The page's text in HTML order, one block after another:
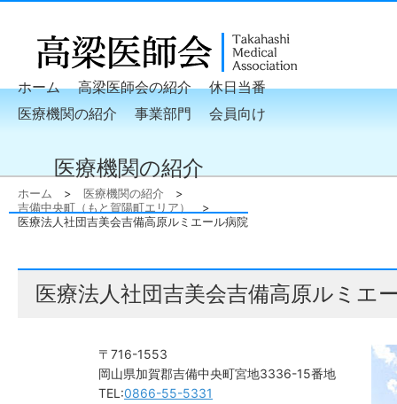
ホーム 高梁医師会の紹介
休日当番
医療機関の紹介
事業部門 会員向け
医療機関の紹介
ホーム
医療機関の紹介
吉備中央町（もと賀陽町エリア）
医療法人社団吉美会吉備高原ルミエール病院
医療法人社団吉美会吉備高原ルミエ
〒716-1553
岡山県加賀郡吉備中央町宮地3336-15番地
TEL:0866-55-5331